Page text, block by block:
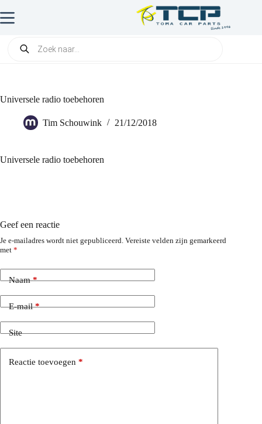
Universele radio toebehoren
Tim Schouwink 21/12/2018
Universele radio toebehoren
Geef een reactie
Je e-mailadres wordt niet gepubliceerd. Vereiste velden zijn gemarkeerd
met *
Naam*
E-mail*
Site
Reactie toevoegen *